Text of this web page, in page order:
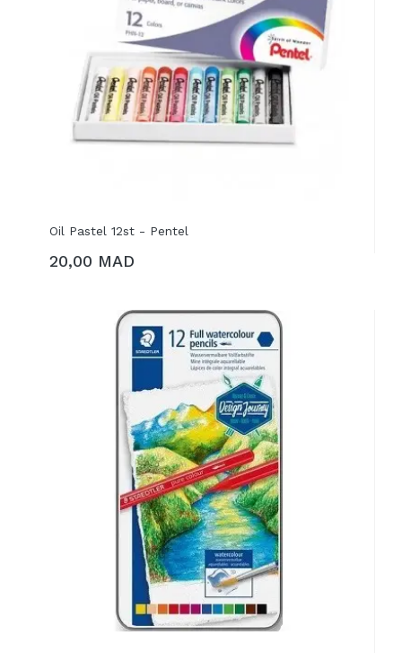
Oil Pastel 12st - Pentel
20,00 MAD